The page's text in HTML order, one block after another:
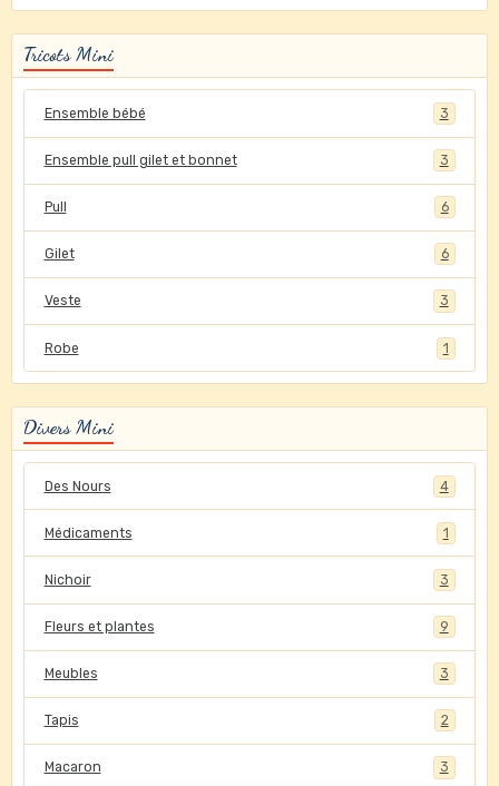
Tricots Mini
Ensemble bébé 3
Ensemble pull gilet et bonnet 3
Pull 6
Gilet 6
Veste 3
Robe 1
Divers Mini
Des Nours 4
Médicaments 1
Nichoir 3
Fleurs et plantes 9
Meubles 3
Tapis 2
Macaron 3